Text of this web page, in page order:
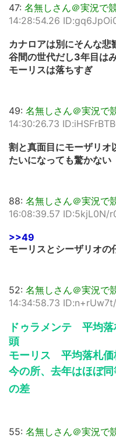
47: 名無しさん＠実況で
14:28:54.26
カナロアは別にそんな悲
谷間の世代だし3年目は
モーリスは落ちすぎ
49: 名無しさん＠実況で
14:30:26.73
割と真面目にモーザリオ
たいになっても驚かない
88: 名無しさん＠実況で
16:08:39.57 ID:5kjL0N/
>>49
モーリスとシーザリオの
52: 名無しさん＠実況で
14:34:58.73
ドゥラメンテ 平均
頭
モーリス 平均落札
今の所、去年はほぼ
の差
55: 名無しさん＠実況で